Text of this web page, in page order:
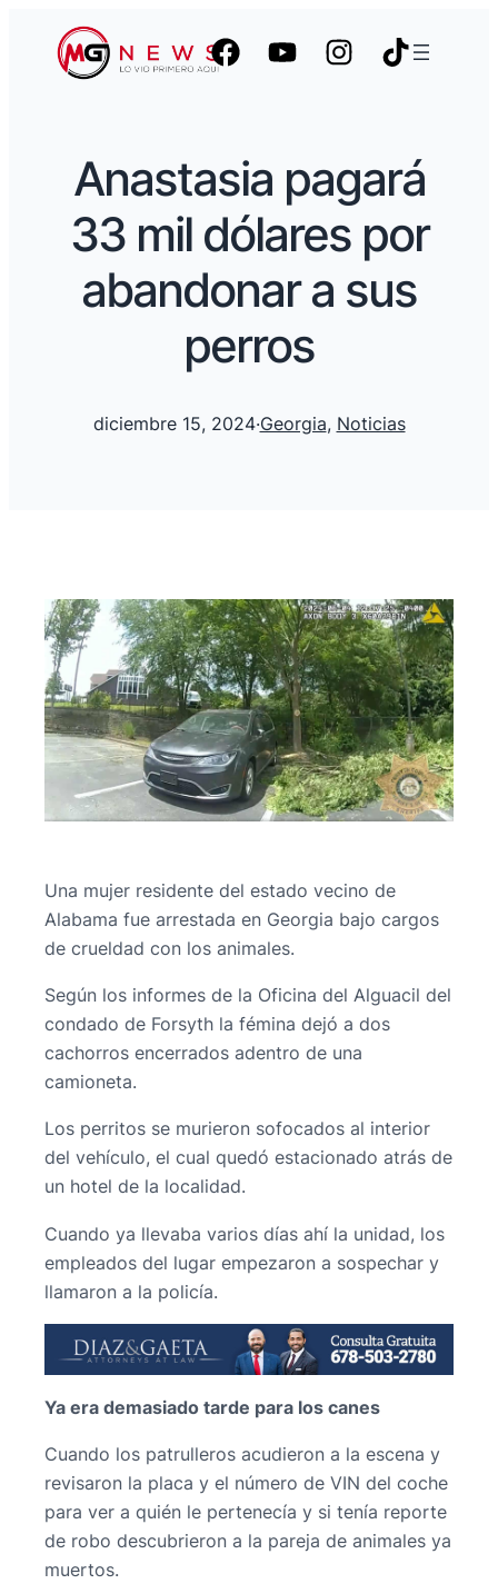
Anastasia pagará
33 mil dólares por
abandonar a sus
perros
diciembre 15, 2024·Georgia, Noticias
Una mujer residente del estado vecino de
Alabama fue arrestada en Georgia bajo cargos
de crueldad con los animales.
Según los informes de la Oficina del Alguacil del
condado de Forsyth la fémina dejó a dos
cachorros encerrados adentro de una
camioneta.
Los perritos se murieron sofocados al interior
del vehículo, el cual quedó estacionado atrás de
un hotel de la localidad.
Cuando ya llevaba varios días ahí la unidad, los
empleados del lugar empezaron a sospechar y
llamaron a la policía.
Ya era demasiado tarde para los canes
Cuando los patrulleros acudieron a la escena y
revisaron la placa y el número de VIN del coche
para ver a quién le pertenecía y si tenía reporte
de robo descubrieron a la pareja de animales ya
muertos.